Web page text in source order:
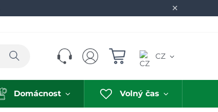
✕
Hledat CZ
Domácnost Volný čas